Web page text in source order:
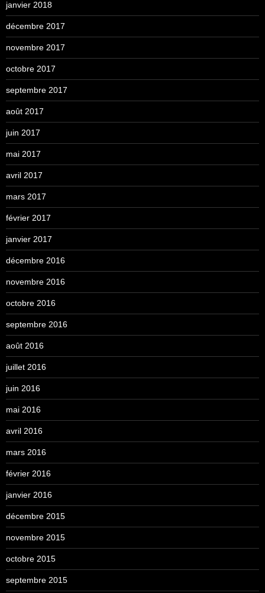
janvier 2018
décembre 2017
novembre 2017
octobre 2017
septembre 2017
août 2017
juin 2017
mai 2017
avril 2017
mars 2017
février 2017
janvier 2017
décembre 2016
novembre 2016
octobre 2016
septembre 2016
août 2016
juillet 2016
juin 2016
mai 2016
avril 2016
mars 2016
février 2016
janvier 2016
décembre 2015
novembre 2015
octobre 2015
septembre 2015